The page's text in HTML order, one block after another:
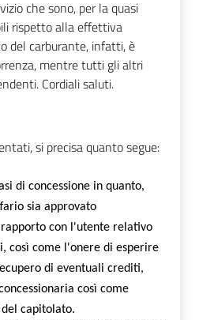
che sono, per la quasi
rispetto alla effettiva
del carburante, infatti, è
mentre tutti gli altri
Cordiali saluti.
si precisa quanto segue:
di concessione in quanto,
sia approvato
con l'utente relativo
così come l'onere di esperire
di eventuali crediti,
così come
capitolato.